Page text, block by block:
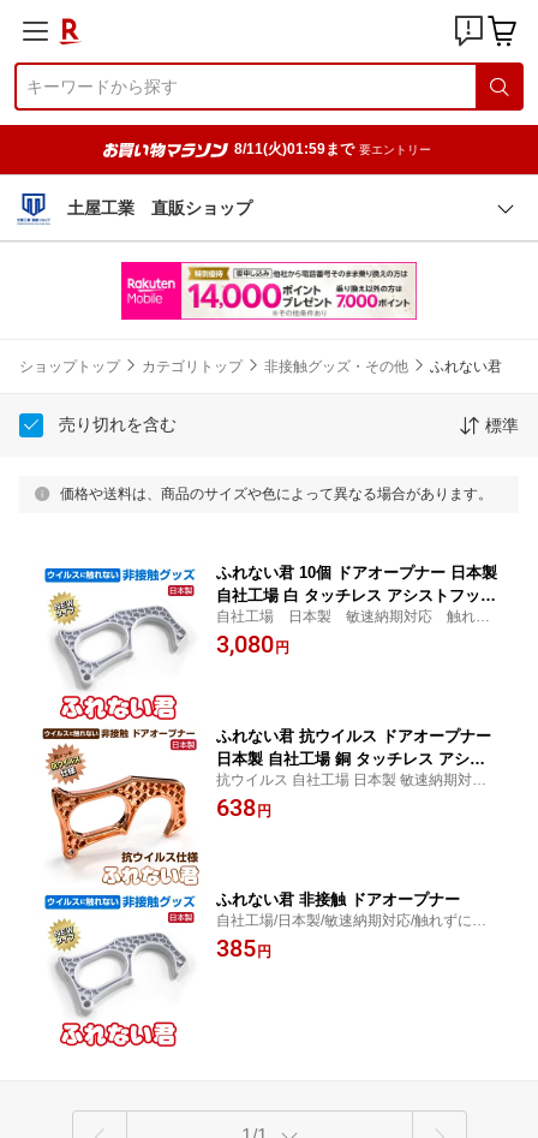
8/11(火)01:59まで 要エントリー
土屋工業 直販ショップ
ショップトップ カテゴリトップ 非接触グッズ・その他 ふれない君
売り切れを含む 標準
価格や送料は、商品のサイズや色によって異なる場合があります。
ふれない君 10個 ドアオープナー 日本製
自社工場 白 タッチレス アシストフック
ボタンプッシュ 軽量 コンパクト 非接触
感染対策 潔癖 ドアノブ エレベーター
自社工場 日本製 敏速納期対応 触れず
にドアオープン、ボタンプッシュ タッチ
レス アシストフック
3,080円
ふれない君 抗ウイルス ドアオープナー
日本製 自社工場 銅 タッチレス アシス
トフック ボタンプッシュ 軽量 コンパク
ト 非接触 感染対策 抗菌 潔癖 ドアノブ
抗ウイルス 自社工場 日本製 敏速納期対応
触れずにドアオープン ボタンプッシュ タッ
チレス アシストフック ドアノブ感染
638円
ふれない君 非接触 ドアオープナー
自社工場/日本製/敏速納期対応/触れずにド
アオープン/ボタンプッシュ/タッチレス/ア
シストフック/感染予防/非接触/ドアオープ
385円